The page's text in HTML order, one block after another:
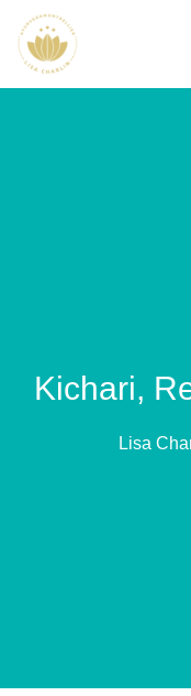
Kichari,
Lisa